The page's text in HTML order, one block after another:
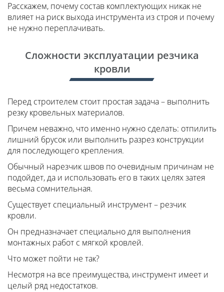
Расскажем, почему состав комплектующих никак не
влияет на риск выхода инструмента из строя и почему
не нужно переплачивать.
Сложности эксплуатации резчика
кровли
Перед строителем стоит простая задача – выполнить
резку кровельных материалов.
Причем неважно, что именно нужно сделать: отпилить
лишний брусок или выполнить разрез конструкции
для последующего крепления.
Обычный нарезчик швов по очевидным причинам не
подойдет, да и использовать его в таких целях затея
весьма сомнительная.
Существует специальный инструмент – резчик
кровли.
Он предназначает специально для выполнения
монтажных работ с мягкой кровлей.
Что может пойти не так?
Несмотря на все преимущества, инструмент имеет и
целый ряд недостатков.